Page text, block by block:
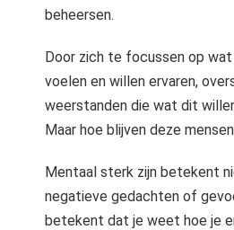
beheersen.
Door zich te focussen op
voelen en willen ervaren,
weerstanden die wat dit
Maar hoe blijven deze
Mentaal sterk zijn betekent
negatieve gedachten of
betekent dat je weet hoe je